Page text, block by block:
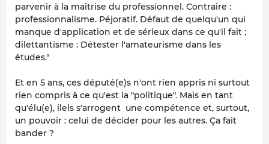
parvenir à la maîtrise du professionnel. Contraire :
professionnalisme. Péjoratif. Défaut de quelqu'un qui
manque d'application et de sérieux dans ce qu'il fait ;
dilettantisme : Détester l'amateurisme dans les
études."
Et en 5 ans, ces député(e)s n'ont rien appris ni surtout
rien compris à ce qu'est la "politique". Mais en tant
qu'élu(e), ilels s'arrogent une compétence et, surtout,
un pouvoir : celui de décider pour les autres. Ça fait
bander ?